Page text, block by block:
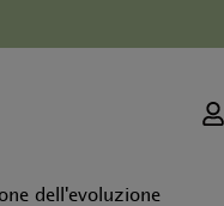
dell'evoluzione